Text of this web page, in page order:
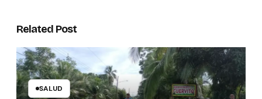
Related Post
SALUD